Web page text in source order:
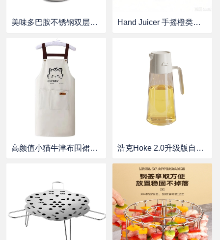
美味多巴胺不锈钢双层便当盒，蓝色、紫色可选 Hand Juicer 手摇橙类水果榨汁杯
高颜值小猫牛津布围裙，粉色 蓝色 咖色 白色 黑色 五色可选 浩克Hoke 2.0升级版自动开合油壶 650ml 白色款